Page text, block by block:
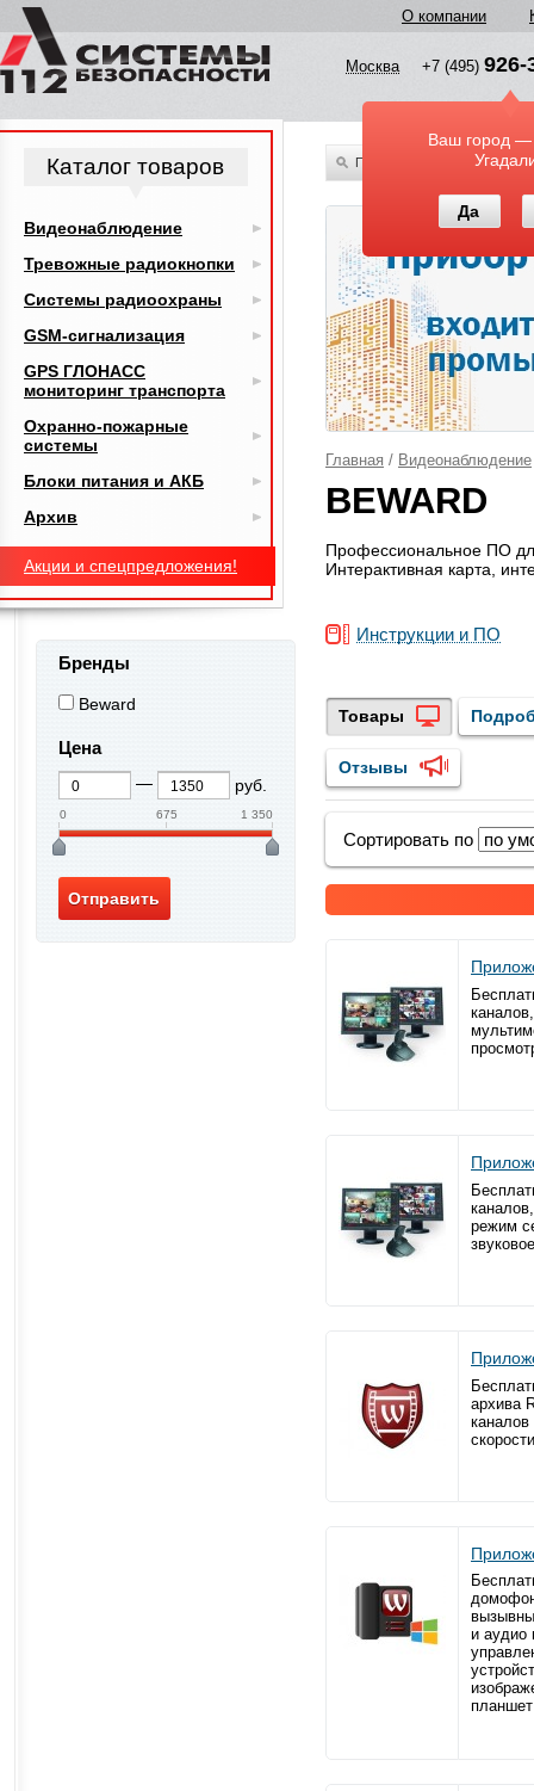
О компании
Москва +7 (495) 926-
Ваш город —
Да
По всему каталогу
Главная / Видеонаблюдение
BEWARD
Профессиональное ПО
Интерактивная карта,
Инструкции и ПО
Товары
Отзывы
Сортировать по
режим
архива
и аудио
планшет
Каталог товаров
Видеонаблюдение
Тревожные радиокнопки
Системы радиоохраны
GSM-сигнализация
GPS ГЛОНАСС
мониторинг транспорта
Охранно-пожарные
системы
Блоки питания и АКБ
Архив
Акции и спецпредложения!
Бренды
Beward
Цена
руб.
0 675 1 350